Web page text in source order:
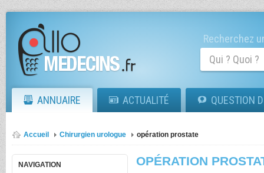
Recherchez
ANNUAIRE ACTUALITÉ QUESTION
Accueil Chirurgien urologue opération prostate
NAVIGATION OPÉRATION